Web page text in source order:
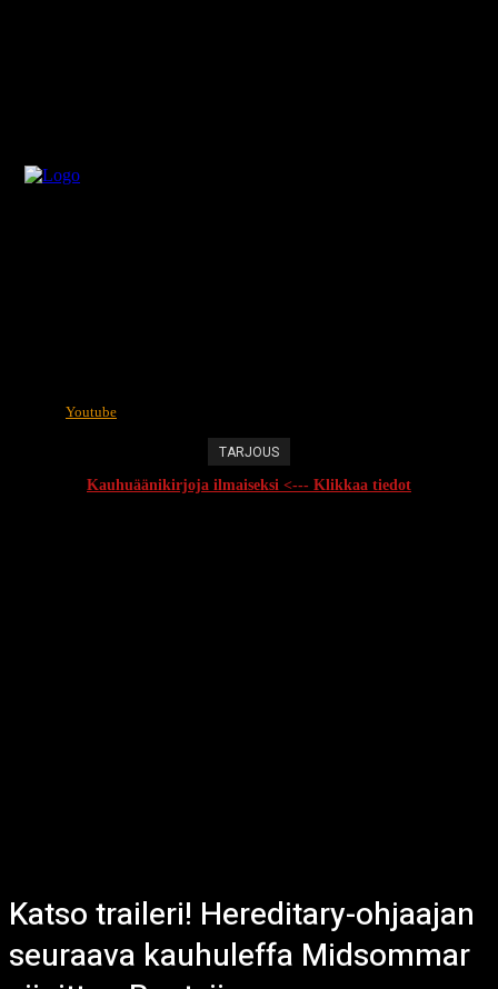
Youtube
TARJOUS
Kauhuäänikirjoja ilmaiseksi <--- Klikkaa tiedot
Katso traileri! Hereditary-ohjaajan
seuraava kauhuleffa Midsommar